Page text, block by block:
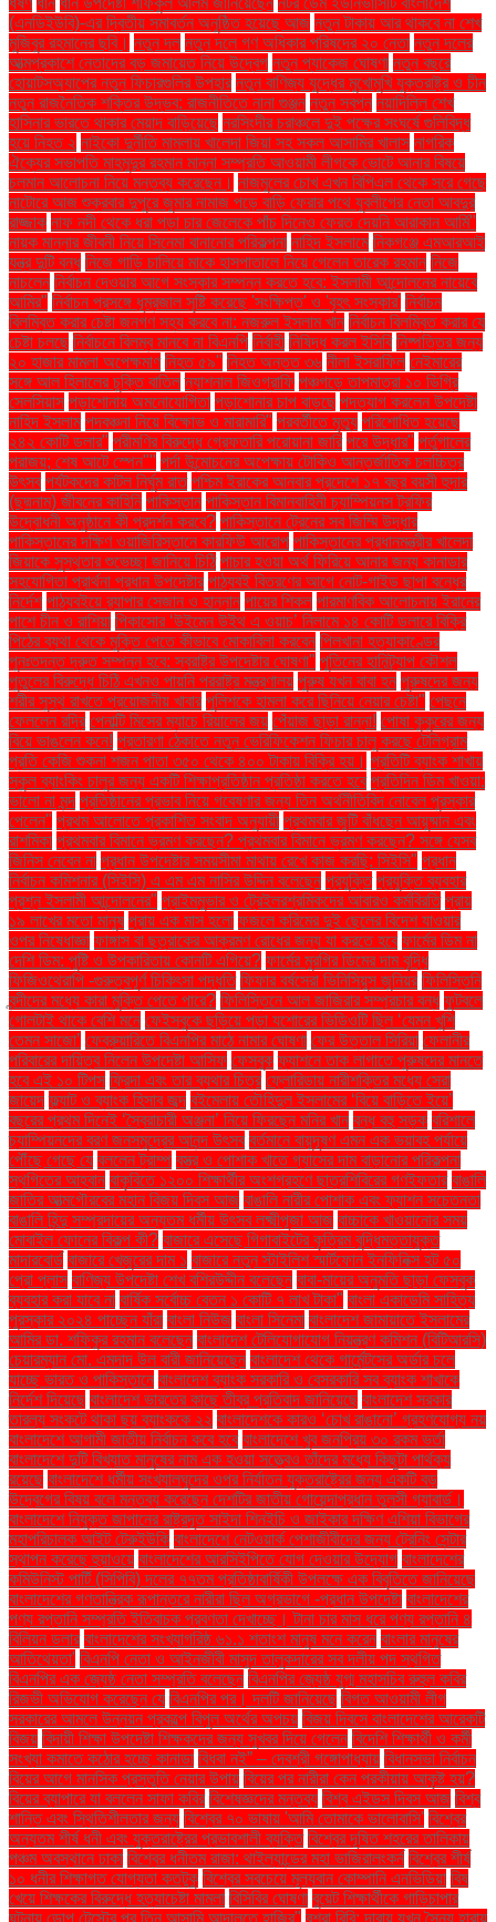
(এনডিইউবি)-এর দ্বিতীয় সমাবর্তন অনুষ্ঠিত হয়েছে আজ নতুন টাকায় আর থাকবে না শেখ
মুজিবুর রহমানের ছবি। নতুন দল নতুন দলে গণ অধিকার পরিষদের ২০ নেতা নতুন দলের
আত্মপ্রকাশে নেতাদের বড় জমায়েত নিয়ে উদ্বেগ নতুন প্যাকেজ ঘোষণা নতুন বছরে
হোয়াটসঅ্যাপের নতুন ফিচারগুলির উপহার নতুন বাণিজ্য যুদ্ধের মুখোমুখি যুক্তরাষ্ট্র ও চীন
নতুন রাজনৈতিক শক্তির উদ্ভব: রাজনীতিতে নানা গুঞ্জন নতুন স্বপ্ন নয়াদিল্লি শেখ
হাসিনার ভারতে থাকার মেয়াদ বাড়িয়েছে নরসিংদীর চরাঞ্চলে দুই পক্ষের সংঘর্ষে গুলিবিদ্ধ
হয়ে নিহত ২ নাইকো দুর্নীতি মামলায় খালেদা জিয়া সহ সকল আসামির খালাস নাগরিক
ঐক্যের সভাপতি মাহমুদুর রহমান মান্না সম্প্রতি আওয়ামী লীগকে ভোটে আনার বিষয়ে
চলমান আলোচনা নিয়ে মন্তব্য করেছেন। নাজমুলের চোখ এখন বিপিএল থেকে সরে গেছে
নাটোরে আজ শুক্রবার দুপুরে জুমার নামাজ পড়ে বাড়ি ফেরার পথে যুবলীগের নেতা আবদুর
রাজ্জাক নাফ নদী থেকে ধরা পড়া চার জেলেকে পাঁচ দিনেও ফেরত দেয়নি আরাকান আর্মি"
নায়ক মান্নার জীবনী নিয়ে সিনেমা বানানোর পরিকল্পনা নাহিদ ইসলামে নিকগঞ্জে এমআরআই
যন্ত্র দুটি বন্ধ নিজে গাড়ি চালিয়ে মাকে হাসপাতালে নিয়ে গেলেন তারেক রহমান নিজে
নাচলেন নির্বাচন দেওয়ার আগে সংস্কার সম্পন্ন করতে হবে: ইসলামী আন্দোলনের নায়েবে
আমির" নির্বাচন প্রসঙ্গে ধূম্রজাল সৃষ্টি করেছে 'সংক্ষিপ্ত' ও 'বৃহৎ সংস্কার' নির্বাচন
বিলম্বিত করার চেষ্টা জনগণ সহ্য করবে না: নজরুল ইসলাম খান নির্বাচন বিলম্বিত করার যে
চেষ্টা চলছে নির্বাচনে বিলম্ব মানবে না বিএনপি নির্বাহী নিষিদ্ধ করল ইসিবি নিষ্পত্তির জন্য
২০ হাজার মামলা অপেক্ষমাণ নিহত ৫৯" নিহত অন্তত ৩৬ নীলা ইসরাফিল নেইমারের
সঙ্গে আল হিলালের চুক্তি বাতিল ন্যাশনাল জিওগ্রাফি পঞ্চগড়ে তাপমাত্রা ১০ ডিগ্রি
সেলসিয়াস পড়াশোনায় অমনোযোগিতা পড়াশোনার চাপ বাড়ছে পদত্যাগ করলেন উপদেষ্টা
নাহিদ ইসলাম পদবঞ্চনা নিয়ে বিক্ষোভ ও মারামারি" পরবর্তীতে মৃত্যু পরিশোধিত হয়েছে
২৪২ কোটি ডলার" পরীমণির বিরুদ্ধে গ্রেফতারি পরোয়ানা জারি পরে উদ্ধার" পর্তুগালের
পরাজয়; শেষ আটে স্পেন"" পর্দা উন্মোচনের অপেক্ষায় টোকিও আন্তর্জাতিক চলচ্চিত্র
উৎসব পর্যটকদের কাটল নির্ঘুম রাত পশ্চিম ইরাকের আনবার প্রদেশে ১৭ বছর বয়সী হুদার
(ছদ্মনাম) জীবনের কাহিনি পাকিস্তান পাকিস্তান বিমানবাহিনী চ্যাম্পিয়নস ট্রফির
উদ্বোধনী অনুষ্ঠানে কী প্রদর্শন করবে? পাকিস্তানে ট্রেনের সব জিম্মি উদ্ধার
পাকিস্তানের দক্ষিণ ওয়াজিরিস্তানে কারফিউ আরোপ পাকিস্তানের প্রধানমন্ত্রীর খালেদা
জিয়াকে সুস্থতার শুভেচ্ছা জানিয়ে চিঠি পাচার হওয়া অর্থ ফিরিয়ে আনার জন্য কানাডার
সহযোগিতা প্রার্থনা প্রধান উপদেষ্টার পাঠ্যবই বিতরণের আগে নোট-গাইড ছাপা বন্ধের
নির্দেশ পাঠ্যবইয়ে র‍্যাপার সেজান ও হান্নান পায়ের শিকল পারমাণবিক আলোচনায় ইরানের
পাশে চীন ও রাশিয়া পিকাসোর ‘উইমেন উইথ এ ওয়াচ’ নিলামে ১৪ কোটি ডলারে বিক্রি
পিঠের ব্যথা থেকে মুক্তি পেতে কীভাবে মোকাবিলা করবেন পিলখানা হত্যাকাণ্ডের
পুনঃতদন্ত দ্রুত সম্পন্ন হবে: স্বরাষ্ট্র উপদেষ্টার ঘোষণা" পুতিনের হানিট্র্যাপ কৌশল
পুতুলের বিরুদ্ধে চিঠি এখনও পায়নি পররাষ্ট্র মন্ত্রণালয় পুরুষ যখন বাবা হন পুরুষদের জন্য
শরীর সুস্থ রাখতে প্রয়োজনীয় খাবার পুলিশকে হামলা করে ছিনিয়ে নেয়ার চেষ্টা" পেছনে
ফেললেন রদ্রি পেনাল্টি মিসের ম্যাচে রিয়ালের জয় পেঁয়াজ ছাড়া রান্না! পোষা কুকুরের জন্য
বিয়ে ভাঙলেন কনে! প্রতারণা ঠেকাতে নতুন ভেরিফিকেশন ফিচার চালু করছে টেলিগ্রাম
প্রতি কেজি শুকনা শজন পাতা ৩৫০ থেকে ৪০০ টাকায় বিক্রি হয়। প্রতিটি ব্যাংক শাখায়
স্কুল ব্যাংকিং চালুর জন্য একটি শিক্ষাপ্রতিষ্ঠান প্রতিষ্ঠা করতে হবে প্রতিদিন ডিম খাওয়া:
ভালো না মন্দ প্রতিষ্ঠানের প্রভাব নিয়ে গবেষণার জন্য তিন অর্থনীতিবিদ নোবেল পুরস্কার
পেলেন" প্রথম আলোতে প্রকাশিত সংবাদ অনুযায়ী প্রথমবার জুটি বাঁধছেন আয়ুষ্মান এবং
রাশমিকা প্রথমবার বিমানে ভ্রমণ করছেন? প্রথমবার বিমানে ভ্রমণ করছেন? সঙ্গে যেসব
জিনিস নেবেন না প্রধান উপদেষ্টার সময়সীমা মাথায় রেখে কাজ করছি: সিইসি" প্রধান
নির্বাচন কমিশনার (সিইসি) এ এম এম নাসির উদ্দিন বলেছেন প্রযুক্তি প্রযুক্তি ব্যবহার
প্রশ্ন ইসলামী আন্দোলনের" প্রাইমমুভার ও ট্রেইলরশ্রমিকদের আবারও কর্মবিরতি প্রায়
১৯ লাখের মতো মানুষ প্রায় এক মাস হলো ফজলে করিমের দুই ছেলের বিদেশ যাওয়ার
ওপর নিষেধাজ্ঞা ফাঙ্গাস বা ছত্রাকের আক্রমণ রোধের জন্য যা করতে হবে ফার্মের ডিম না
দেশি ডিম: পুষ্টি ও উপকারিতায় কোনটি এগিয়ে? ফার্মের মুরগির ডিমের দাম বৃদ্ধি
ফিজিওথেরাপি -গুরুত্বপূর্ণ চিকিৎসা পদ্ধতি ফিফার বর্ষসেরা ভিনিসিয়ুস জুনিয়র ফিলিস্তিনি
বন্দীদের মধ্যে কারা মুক্তি পেতে পারে? ফিলিস্তিনে আল জাজিরার সম্প্রচার বন্ধ ফুটবলে
গোলটাই থাকে বেশি মনে ফেইসবুকে ছড়িয়ে পড়া যশোরের ভিডিওটি ছিল ‘যেমন খুশি
তেমন সাজো’ ফেব্রুয়ারিতে বিএনপির মাঠে নামার ঘোষণা ফের উত্তাল সিরিয়া ফেলানীর
পরিবারের দায়িত্ব নিলেন উপদেষ্টা আসিফ ফেসবুক ফ্যাশনে তাক লাগাতে পুরুষদের মানতে
হবে এই ১০ টিপস ফ্রিদা এবং তার ব্যথার চিত্র ফ্লোরিডায় নারীশক্তির মধ্যে সেরা
জায়েদ ফ্ল্যাট ও ব্যাংক হিসাব জব্দ বইমেলায় তৌহিদুল ইসলামের ‘বিয়ে বাড়িতে ইয়ে’
বছরের প্রথম দিনেই ‘স্বৈরাচারী অঞ্জনা’ নিয়ে ফিরছেন মনির খান বন্ধ বহু সড়ক বরিশালে
চ্যাম্পিয়নদের বরণ জনসমুদ্রের আনন্দ উৎসব বর্তমানে বায়ুদূষণ এমন এক ভয়াবহ পর্যায়ে
পৌঁছে গেছে যে বললেন ট্রাম্প বস্ত্র ও পোশাক খাতে গ্যাসের দাম বাড়ানোর পরিকল্পনা
স্থগিতের আহ্বান বাকৃবিতে ১২০০ শিক্ষার্থীর অংশগ্রহণে ছাত্রশিবিরের গণইফতার বাঙালি
জাতির আত্মগৌরবের মহান বিজয় দিবস আজ বাঙালি নারীর পোশাক এবং ফ্যাশন সচেতনতা
বাঙালি হিন্দু সম্প্রদায়ের অন্যতম ধর্মীয় উৎসব লক্ষ্মীপূজা আজ বাচ্চাকে খাওয়ানোর সময়
মোবাইল ফোনের বিকল্প কী? বাজারে এসেছে গিগাবাইটের কৃত্রিম বুদ্ধিমত্তাযুক্ত
মাদারবোর্ড বাজারে খেজুরের দাম ১ বাজারে নতুন স্টাইলিশ স্মার্টফোন ইনফিনিক্স হট ৫০
প্রো প্লাস বাণিজ্য উপদেষ্টা শেখ বশিরউদ্দীন বলেছেন বাবা-মায়ের অনুমতি ছাড়া ফেসবুক
ব্যবহার করা যাবে না বার্ষিক সর্বোচ্চ বেতন ১ কোটি ৭ লাখ টাকা" বাংলা একাডেমি সাহিত্য
পুরস্কার ২০২৪ পাচ্ছেন যাঁরা বাংলা নিউজ বাংলা সিনেমা বাংলাদেশ জামায়াতে ইসলামের
আমির ডা. শফিকুর রহমান বলেছেন বাংলাদেশ টেলিযোগাযোগ নিয়ন্ত্রণ কমিশন (বিটিআরসি)
চেয়ারম্যান মো. এমদাদ উল বারী জানিয়েছেন বাংলাদেশ থেকে গার্মেন্টসের অর্ডার চলে
যাচ্ছে ভারত ও পাকিস্তানে বাংলাদেশ ব্যাংক সরকারি ও বেসরকারি সব ব্যাংক শাখাকে
নির্দেশ দিয়েছে বাংলাদেশ ভারতের কাছে তীব্র প্রতিবাদ জানিয়েছে বাংলাদেশ সরকার
তারল্য সংকটে থাকা ছয় ব্যাংককে ২২ বাংলাদেশকে কারও ‘চোখ রাঙানো’ গ্রহণযোগ্য নয়
বাংলাদেশে আগামী জাতীয় নির্বাচন কবে হবে বাংলাদেশে খুব জনপ্রিয় ৩০ রকম ভর্তা
বাংলাদেশে দুটি বিখ্যাত মানুষের নাম এক হওয়া সত্ত্বেও তাঁদের মধ্যে কিছুটা পার্থক্য
রয়েছে বাংলাদেশে ধর্মীয় সংখ্যালঘুদের ওপর নির্যাতন যুক্তরাষ্ট্রের জন্য একটি বড়
উদ্বেগের বিষয় বলে মন্তব্য করেছেন দেশটির জাতীয় গোয়েন্দাপ্রধান তুলসী গ্যাবার্ড।
বাংলাদেশে নিযুক্ত জাপানের রাষ্ট্রদূত সাইদা শিনইচি ও জাইকার দক্ষিণ এশিয়া বিভাগের
মহাপরিচালক আইট টেরুইউকি বাংলাদেশে নেটওয়ার্ক পেশাজীবীদের জন্য ট্রেনিং সেন্টার
স্থাপন করেছে হুয়াওয়ে বাংলাদেশের আরসিইপিতে যোগ দেওয়ার উদ্যোগ বাংলাদেশের
কমিউনিস্ট পার্টি (সিপিবি) দলের ৭৭তম প্রতিষ্ঠাবার্ষিকী উপলক্ষে এক বিবৃতিতে জানিয়েছে
বাংলাদেশের গণতান্ত্রিক রূপান্তরে নারীরা ছিল অগ্রভাগে -প্রধান উপদেষ্টা বাংলাদেশের
পণ্য রপ্তানি সম্প্রতি ইতিবাচক প্রবণতা দেখাচ্ছে। টানা চার মাস ধরে পণ্য রপ্তানি ৪
বিলিয়ন ডলার বাংলাদেশের সংখ্যাগরিষ্ঠ ৬১.১ শতাংশ মানুষ মনে করেন বাংলার মানুষের
আতিথেয়তা' বিএনপি নেতা ও আইনজীবী মাসুদ তালুকদারের সব দলীয় পদ স্থগিত
বিএনপির এক জ্যেষ্ঠ নেতা সম্প্রতি বলেছেন বিএনপির জ্যেষ্ঠ যুগ্ম মহাসচিব রুহুল কবির
রিজভী অভিযোগ করেছেন যে বিএনপির পর। দলটি জানিয়েছে বিগত আওয়ামী লীগ
সরকারের আমলে উন্নয়ন প্রকল্পে বিপুল অর্থের অপচয় বিজয় দিবসে বাংলাদেশের আরেকটি
বিজয় বিদায়ী শিক্ষা উপদেষ্টা শিক্ষকদের জন্য সুখবর দিয়ে গেলেন বিদেশি শিক্ষার্থী ও কর্মী
সংখ্যা কমাতে কঠোর হচ্ছে কানাডা বিধবা নই” – দেবশ্রী গঙ্গোপাধ্যায় বিধানসভা নির্বাচন
বিয়ের আগে মানসিক প্রস্তুতি নেয়ার উপায় বিয়ের পর নারীরা কেন পরকীয়ায় আকৃষ্ট হয়?
বিয়ের ব্যাপারে যা বললেন সাফা কবির বিশেষজ্ঞদের মন্তব্য বিশ্ব এইডস দিবস আজ বিশ্ব
শান্তি এবং স্থিতিশীলতার জন্য বিশ্বের ৭০ ভাষায় 'আমি তোমাকে ভালোবাসি' বিশ্বের
অন্যতম শীর্ষ ধনী এবং যুক্তরাষ্ট্রের প্রভাবশালী ব্যক্তি বিশ্বের দূষিত শহরের তালিকায়
পঞ্চম অবস্থানে ঢাকা বিশ্বের ধনীতম রাজা: থাইল্যান্ডের মহা ভাজিরালংকর্ন বিশ্বের শীর্ষ
১০ ধনীর শিক্ষাগত যোগ্যতা কতটুকু বিশ্বের সবচেয়ে মূল্যবান কোম্পানি এনভিডিয়া বিষ
খেয়ে শিক্ষকের বিরুদ্ধে হত্যাচেষ্টা মামলা বিসিবির ঘোষণা বুয়েট শিক্ষার্থীকে গাড়িচাপার
ঘটনায় ডোপ টেস্টের পর তিন আসামি আদালতে হাজির" বুশরা বিবি: দাবায় যখন সৈন্য হারায়